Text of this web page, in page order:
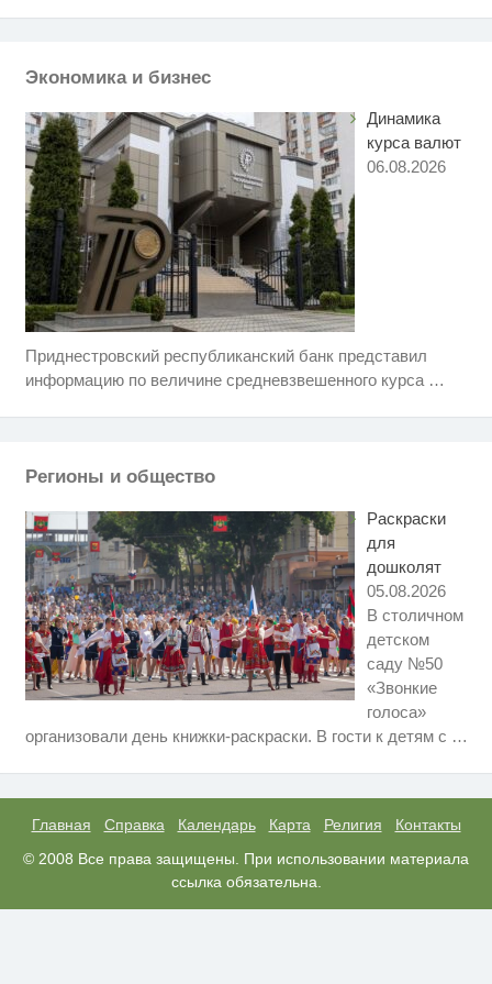
Экономика и бизнес
Динамика
курса валют
06.08.2026
Приднестровский республиканский банк представил
информацию по величине средневзвешенного курса …
Регионы и общество
Раскраски
для
дошколят
05.08.2026
В столичном
детском
саду №50
«Звонкие
голоса»
организовали день книжки-раскраски. В гости к детям с …
Главная Справка Календарь Карта Религия
Контакты
© 2008 Все права защищены. При использовании материала
ссылка обязательна.
i
Скрытая камера на пляже
когда их не видят...
Ролик длится пару секунд, но
Королева вагона отожгла! Видео
а смеяться вы будете долго
i
Ржу не переставая, это видео
пересмотришь не раз